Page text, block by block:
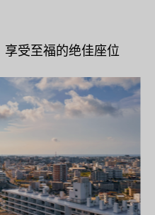
受至福的绝佳座位